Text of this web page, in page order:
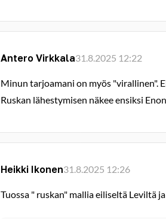
Antero Virkkala31.8.2025 12:22
Minun tarjoamani on myös "virallinen".
Ruskan lähestymisen näkee ensiksi
Heikki Ikonen31.8.2025 12:26
Tuossa " ruskan" mallia eiliseltä Leviltä